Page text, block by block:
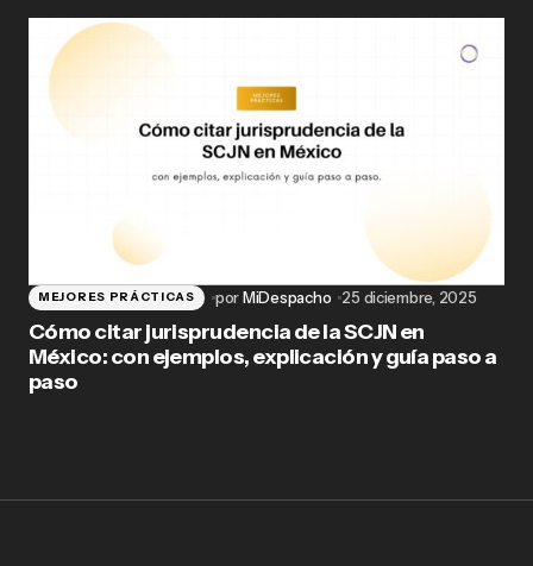
MEJORES PRÁCTICAS porMiDespacho 25 diciembre, 2025
Cómo citar jurisprudencia de la SCJN en
México: con ejemplos, explicación y guía paso a
paso